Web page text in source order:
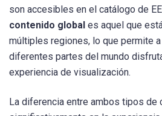
son accesibles en el catálogo de
contenido global es aquel que
múltiples regiones, lo que permite
diferentes partes del mundo
experiencia de visualización.
La diferencia entre ambos tipos de